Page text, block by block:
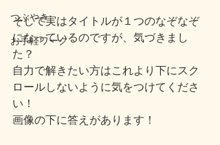
つぶやき
お手軽ワーク
そして実はタイトルが１つのなぞなぞ
になっているのですが、気づきまし
た？
自力で解きたい方はこれより下にスク
ロールしないように気をつけてくださ
い！
画像の下に答えがあります！